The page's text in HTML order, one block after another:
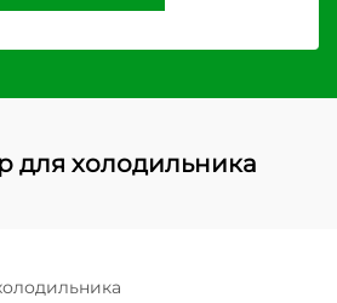
для холодильника